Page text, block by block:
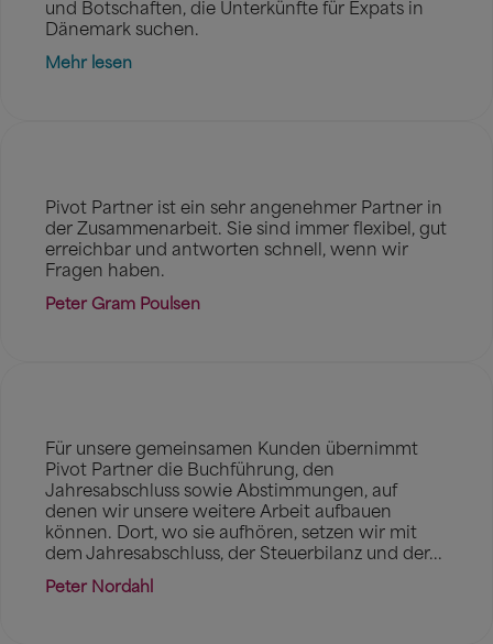
und Botschaften, die Unterkünfte für Expats in
Dänemark suchen.
Mehr lesen
Pivot Partner ist ein sehr angenehmer Partner in
der Zusammenarbeit. Sie sind immer flexibel, gut
erreichbar und antworten schnell, wenn wir
Fragen haben.
Peter Gram Poulsen
Für unsere gemeinsamen Kunden übernimmt
Pivot Partner die Buchführung, den
Jahresabschluss sowie Abstimmungen, auf
denen wir unsere weitere Arbeit aufbauen
können. Dort, wo sie aufhören, setzen wir mit
dem Jahresabschluss, der Steuerbilanz und der...
Peter Nordahl